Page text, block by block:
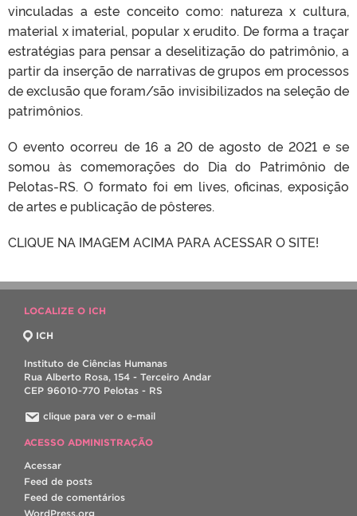
vinculadas a este conceito como: natureza x cultura,
material x imaterial, popular x erudito. De forma a traçar
estratégias para pensar a deselitização do patrimônio, a
partir da inserção de narrativas de grupos em processos
de exclusão que foram/são invisibilizados na seleção de
patrimônios.
O evento ocorreu de 16 a 20 de agosto de 2021 e se
somou às comemorações do Dia do Patrimônio de
Pelotas-RS. O formato foi em lives, oficinas, exposição
de artes e publicação de pôsteres.
CLIQUE NA IMAGEM ACIMA PARA ACESSAR O SITE!
LOCALIZE O ICH
ICH
Instituto de Ciências Humanas
Rua Alberto Rosa, 154 - Terceiro Andar
CEP 96010-770 Pelotas - RS
clique para ver o e-mail
ACESSO ADMINISTRAÇÃO
Acessar
Feed de posts
Feed de comentários
WordPress.org